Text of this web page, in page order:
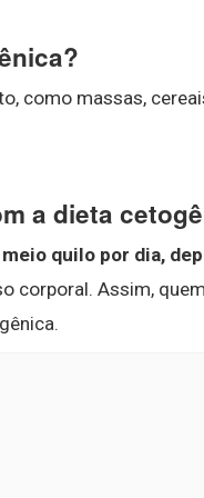
como massas,
a dieta
quilo por dia,
corporal. Assim,